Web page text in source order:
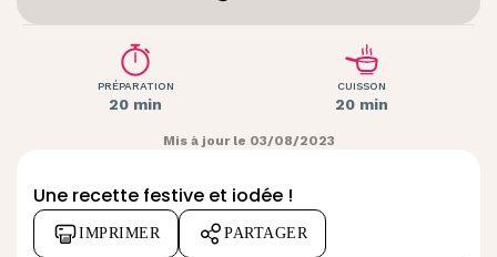
PRÉPARATION
20 min
CUISSON
20 min
Mis à jour le 03/08/2023
Une recette festive et iodée !
IMPRIMER PARTAGER